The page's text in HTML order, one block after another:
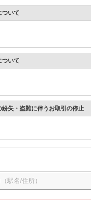
いて
いて
失・盗難に伴うお取引の停止